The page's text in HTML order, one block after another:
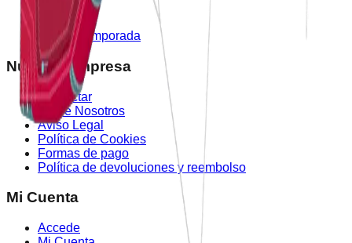
Tienda
Outlet
Nueva Temporada
Nuestra Empresa
Contactar
Sobre Nosotros
Aviso Legal
Política de Cookies
Formas de pago
Política de devoluciones y reembolso
Mi Cuenta
Accede